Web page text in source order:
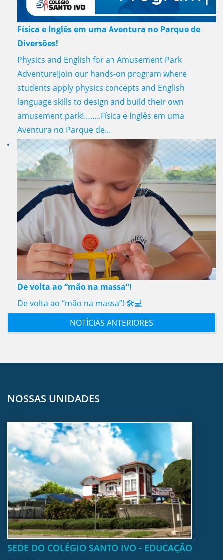
Física e Inglês em uma Aventura no Parque de
Diversões!
Physics and English for an Amusement Park
Adventure!Join our hands-on program where
students apply physics concepts and English
language skills to design and build their own
amusement park!……..Física e Inglês em uma
Aventura no Parque de...
De volta ao “mão na massa”!
De volta ao “mão na massa”! 🛠️💻
NOTÍCIAS ANTERIORES
NOSSAS UNIDADES
SEDE DO COLÉGIO SANTO IVO - EDUCAÇÃO